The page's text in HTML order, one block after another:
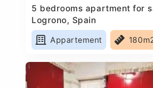
5 bedrooms apartment for
Logrono, Spain
Appartement